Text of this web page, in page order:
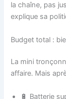
la chaîne, pas
explique sa
Budget total :
La mini
affaire. Mais
🔋 Batterie